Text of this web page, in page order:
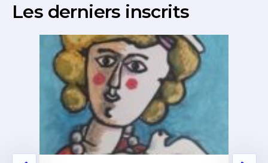
Les derniers inscrits